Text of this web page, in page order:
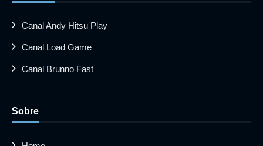
Canal Andy Hitsu Play
Canal Load Game
Canal Brunno Fast
Sobre